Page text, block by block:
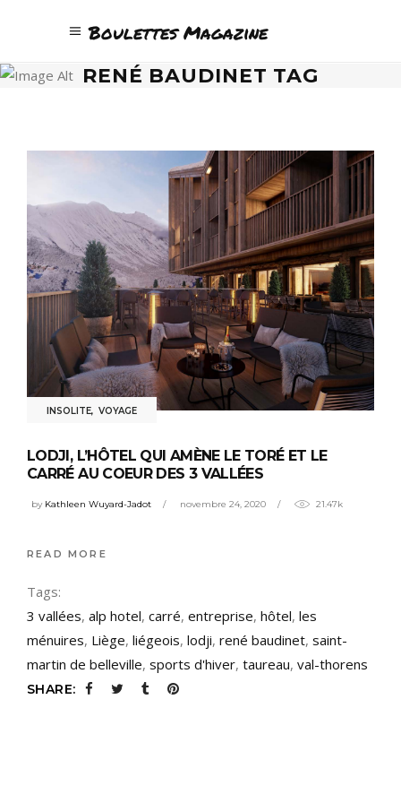
Boulettes Magazine
RENÉ BAUDINET TAG
INSOLITE, VOYAGE
LODJI, L’HÔTEL QUI AMÈNE LE TORÉ ET LE
CARRÉ AU COEUR DES 3 VALLÉES
by Kathleen Wuyard-Jadot novembre 24, 2020 21.47k
READ MORE
Tags:
3 vallées, alp hotel, carré, entreprise, hôtel, les
ménuires, Liège, liégeois, lodji, rené baudinet, saint-
martin de belleville, sports d'hiver, taureau, val-thorens
SHARE: